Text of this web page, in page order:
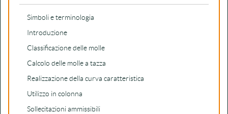
Simboli e terminologia
Introduzione
Classificazione delle molle
Calcolo delle molle a tazza
Realizzazione della curva caratteristica
Utilizzo in colonna
Sollecitazioni ammissibili